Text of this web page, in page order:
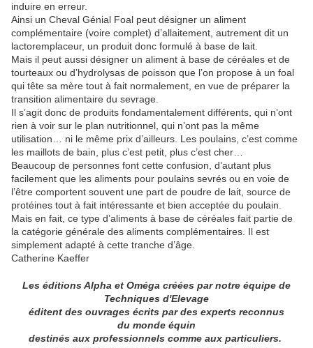
induire en erreur.
Ainsi un Cheval Génial Foal peut désigner un aliment
complémentaire (voire complet) d’allaitement, autrement dit un
lactoremplaceur, un produit donc formulé à base de lait.
Mais il peut aussi désigner un aliment à base de céréales et de
tourteaux ou d’hydrolysas de poisson que l’on propose à un foal
qui tête sa mère tout à fait normalement, en vue de préparer la
transition alimentaire du sevrage.
Il s’agit donc de produits fondamentalement différents, qui n’ont
rien à voir sur le plan nutritionnel, qui n’ont pas la même
utilisation… ni le même prix d’ailleurs. Les poulains, c’est comme
les maillots de bain, plus c’est petit, plus c’est cher…
Beaucoup de personnes font cette confusion, d’autant plus
facilement que les aliments pour poulains sevrés ou en voie de
l’être comportent souvent une part de poudre de lait, source de
protéines tout à fait intéressante et bien acceptée du poulain.
Mais en fait, ce type d’aliments à base de céréales fait partie de
la catégorie générale des aliments complémentaires. Il est
simplement adapté à cette tranche d’âge.
Catherine Kaeffer
Les éditions Alpha et Oméga créées par notre équipe de
Techniques d'Elevage
éditent des ouvrages écrits par des experts reconnus
du monde équin
destinés aux professionnels comme aux particuliers.